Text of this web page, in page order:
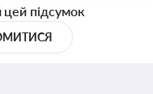
підсумок